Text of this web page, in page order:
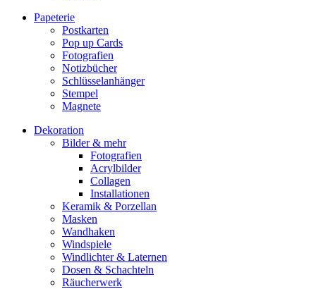
Papeterie
Postkarten
Pop up Cards
Fotografien
Notizbücher
Schlüsselanhänger
Stempel
Magnete
Dekoration
Bilder & mehr
Fotografien
Acrylbilder
Collagen
Installationen
Keramik & Porzellan
Masken
Wandhaken
Windspiele
Windlichter & Laternen
Dosen & Schachteln
Räucherwerk